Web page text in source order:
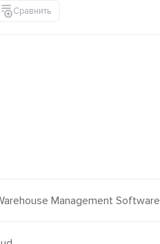
Сравнить
Management Software